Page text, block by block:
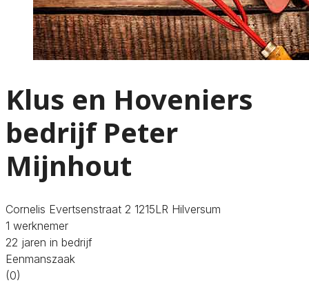
Klus en Hoveniers
bedrijf Peter
Mijnhout
Cornelis Evertsenstraat 2 1215LR Hilversum
1 werknemer
22 jaren in bedrijf
Eenmanszaak
(0)